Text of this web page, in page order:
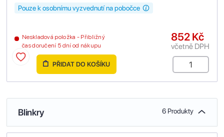
Neskladová položka - Přibližný
čas doručení 5 dní od nákupu
Pouze k osobnímu vyzvednutí na pobočce
852 Kč
včetně DPH
PŘIDAT DO KOŠÍKU
Blinkry 6 Produkty